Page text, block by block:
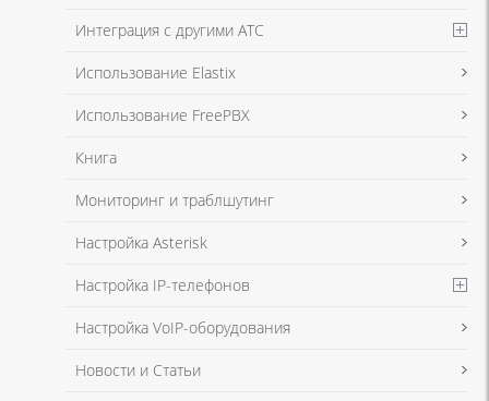
Я даю согласие на обработку моих персональных данных для связи
в соответствии с Политикой в отношении обработки персональных
Интеграция с другими АТС
Использование Elastix
Использование FreePBX
Книга
Мониторинг и траблшутинг
Настройка Asterisk
Настройка IP-телефонов
Настройка VoIP-оборудования
Новости и Статьи